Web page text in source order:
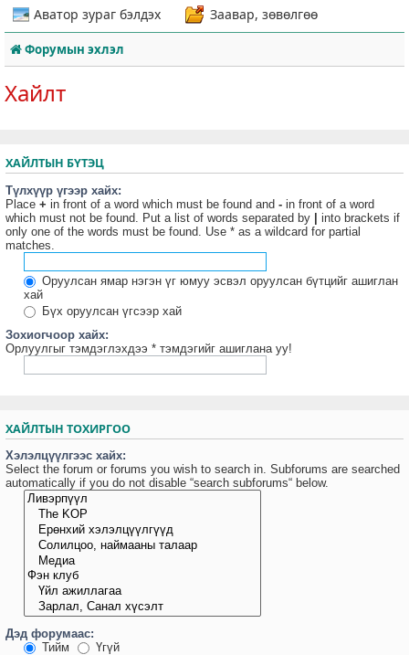
Аватор зураг бэлдэх
Заавар, зөвөлгөө
Форумын эхлэл
Хайлт
ХАЙЛТЫН БҮТЭЦ
Түлхүүр үгээр хайх:
Place + in front of a word which must be found and - in front of a word
which must not be found. Put a list of words separated by | into brackets if
only one of the words must be found. Use * as a wildcard for partial
matches.
Оруулсан ямар нэгэн үг юмуу эсвэл оруулсан бүтцийг ашиглан
хай
Бүх оруулсан үгсээр хай
Зохиогчоор хайх:
Орлуулгыг тэмдэглэхдээ * тэмдэгийг ашиглана уу!
ХАЙЛТЫН ТОХИРГОО
Хэлэлцүүлгээс хайх:
Select the forum or forums you wish to search in. Subforums are searched
automatically if you do not disable “search subforums“ below.
Дэд форумаас:
Тийм
Үгүй